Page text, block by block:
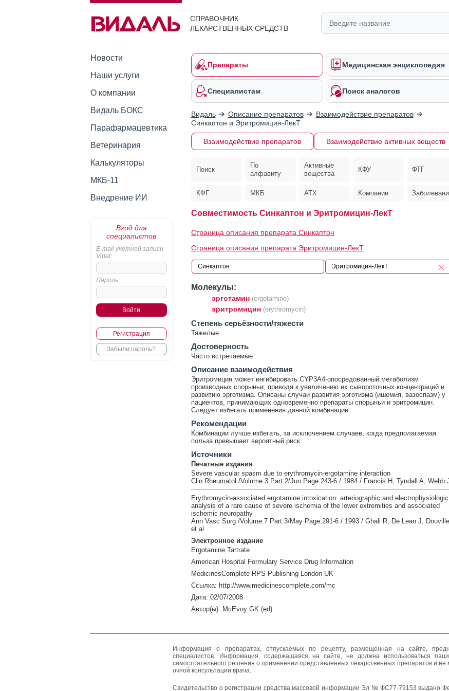
СПРАВОЧНИК
ЛЕКАРСТВЕННЫХ СРЕДСТВ
Новости
Наши услуги
О компании
Видаль БОКС
Парафармацевтика
Ветеринария
Калькуляторы
МКБ-11
Внедрение ИИ
Вход для
специалистов
E-mail учетной записи
Vidal:
Пароль:
Регистрация
Забыли пароль?
Препараты Медицинская энциклопедия
Специалистам Поиск аналогов
Видаль Описание препаратов
Взаимодействие препаратов
Синкаптон и Эритромицин-ЛекТ
Взаимодействие препаратов Взаимодействие активных веществ
Поиск
По
алфавиту
Активные
вещества
КФУ ФТГ
КФГ МКБ АТХ Компании
Совместимость Синкаптон и Эритромицин-ЛекТ
Страница описания препарата Синкаптон
Страница описания препарата Эритромицин-ЛекТ
Молекулы:
эрготамин (ergotamine)
эритромицин (erythromycin)
Cтепень серьёзности/тяжести
Тяжелые
Достоверность
Часто встречаемые
Описание взаимодействия
Эритромицин может ингибировать CYP3A4-опосредованный метаболизм
производных спорыньи, приводя к увеличению их сывороточных концентраций и
развитию эрготизма. Описаны случаи развития эрготизма (ишемия, вазоспазм) у
пациентов, принимающих одновременно препараты спорыньи и эритромицин.
Следует избегать применения данной комбинации.
Рекомендации
Комбинации лучше избегать, за исключением случаев, когда предполагаемая
польза превышает вероятный риск.
Источники
Печатные издания
Severe vascular spasm due to erythromycin-ergotamine interaction
Clin Rheumatol /Volume:3 Part:2/Jun Page:243-6 / 1984 / Francis H, Tyndall A, Webb
Erythromycin-associated ergotamine intoxication: arteriographic and electrophysiologic
analysis of a rare cause of severe ischemia of the lower extremities and associated
ischemic neuropathy
Ann Vasc Surg /Volume:7 Part:3/May Page:291-6 / 1993 / Ghali R, De Lean J,
et al
Электронное издание
Ergotamine Tartrate
American Hospital Formulary Service Drug Information
MedicinesComplete RPS Publishing London UK
Ссылка: http://www.medicinescomplete.com/mc
Дата: 02/07/2008
Автор(ы): McEvoy GK (ed)
Информация о препаратах, отпускаемых по рецепту, размещенная на сайте,
специалистов. Информация, содержащаяся на сайте, не должна использоваться
самостоятельного решения о применении представленных лекарственных препаратов и не
очной консультации врача.
Свидетельство о регистрации средства массовой информации Эл № ФС77-79153 выдано